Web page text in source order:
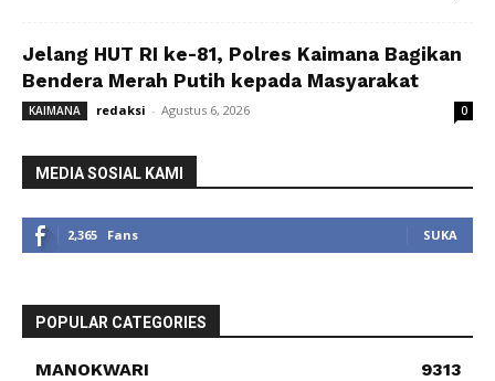
Jelang HUT RI ke-81, Polres Kaimana Bagikan
Bendera Merah Putih kepada Masyarakat
KAIMANA redaksi - Agustus 6, 2026 0
MEDIA SOSIAL KAMI
2,365 Fans SUKA
POPULAR CATEGORIES
MANOKWARI
9313